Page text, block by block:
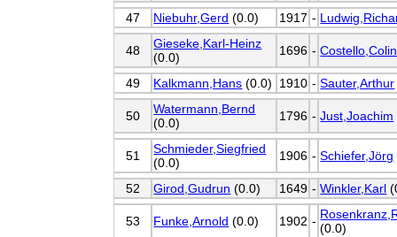
47
Niebuhr,Gerd (0.0) 1917 -
48
Gieseke,Karl-Heinz
(0.0)
1696 - Costello,Colin
49 Kalkmann,Hans (0.0) 1910 - Sauter,Arthur
50
Watermann,Bernd
(0.0)
1796 - Just,Joachim
51
Schmieder,Siegfried
(0.0)
1906 - Schiefer,Jörg
52 Girod,Gudrun (0.0) 1649 - Winkler,Karl
53 Funke,Arnold (0.0) 1902 - (0.0)